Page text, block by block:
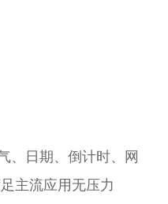
、日期、倒计时、网
主流应用无压力